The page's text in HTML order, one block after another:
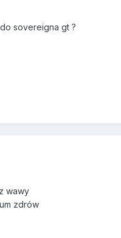
sovereigna gt ?
wawy
zdrów